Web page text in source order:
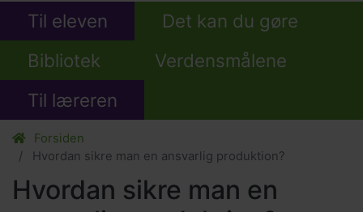
Til eleven
Det kan du gøre
Bibliotek
Verdensmålene
Til læreren
Forsiden
Hvordan sikre man en ansvarlig produktion?
Hvordan sikre man en